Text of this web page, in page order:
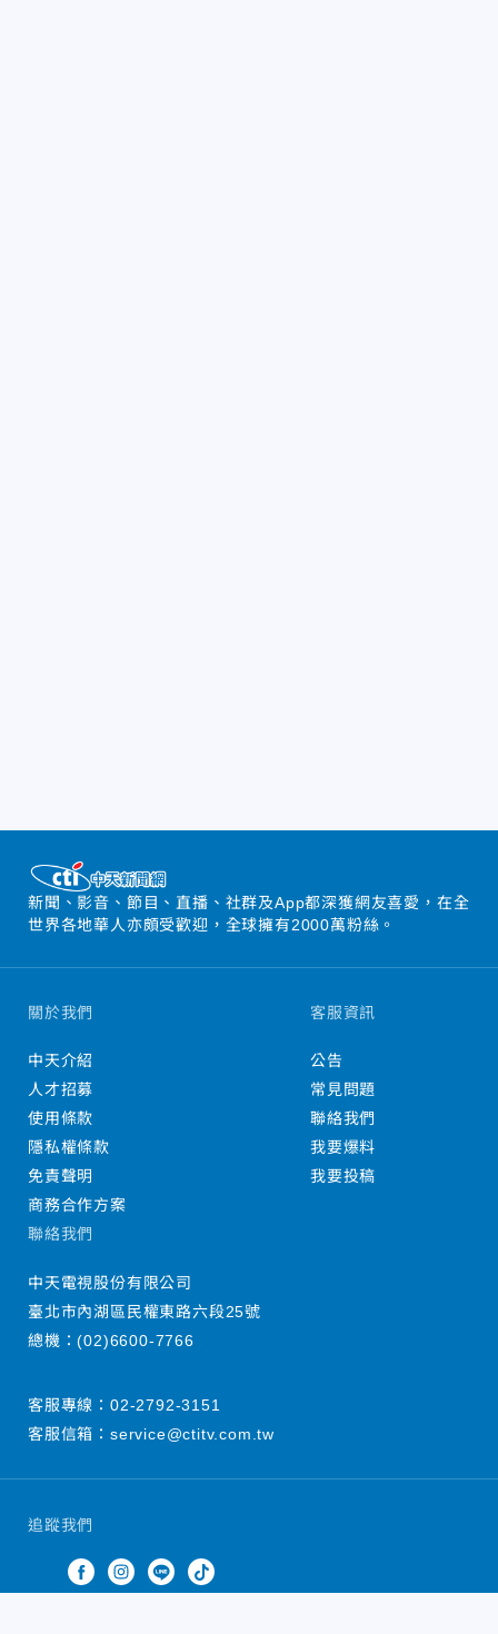
新聞、影音、節目、直播、社群及App都深獲網友喜愛，在全
世界各地華人亦頗受歡迎，全球擁有2000萬粉絲。
追蹤我們
關於我們
中天介紹
人才招募
使用條款
隱私權條款
免責聲明
商務合作方案
客服資訊
公告
常見問題
聯絡我們
我要爆料
我要投稿
聯絡我們
中天電視股份有限公司
臺北市內湖區民權東路六段25號
總機：(02)6600-7766
客服專線： 02-2792-3151
客服信箱： service@ctitv.com.tw